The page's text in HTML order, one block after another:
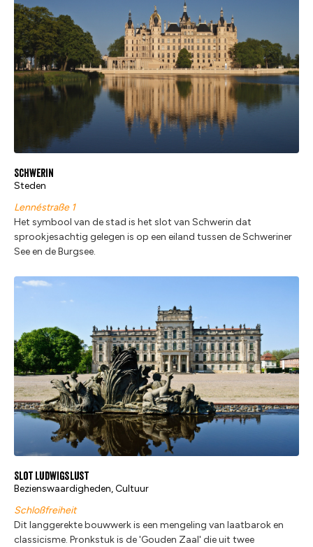
Schwerin
Steden
Lennéstraße 1
Het symbool van de stad is het slot van Schwerin dat
sprookjesachtig gelegen is op een eiland tussen de Schweriner
See en de Burgsee.
Slot Ludwigslust
Bezienswaardigheden, Cultuur
Schloßfreiheit
Dit langgerekte bouwwerk is een mengeling van laatbarok en
classicisme. Pronkstuk is de 'Gouden Zaal' die uit twee